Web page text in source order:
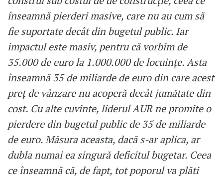
înseamnă pierderi masive, care nu au cum să
fie suportate decât din bugetul public. Iar
impactul este masiv, pentru că vorbim de
35.000 de euro la 1.000.000 de locuințe. Asta
înseamnă 35 de miliarde de euro din care acest
preț de vânzare nu acoperă decât jumătate din
cost. Cu alte cuvinte, liderul AUR ne promite o
pierdere din bugetul public de 35 de miliarde
de euro. Măsura aceasta, dacă s-ar aplica, ar
dubla numai ea singură deficitul bugetar. Ceea
ce înseamnă că, de fapt, tot poporul va plăti